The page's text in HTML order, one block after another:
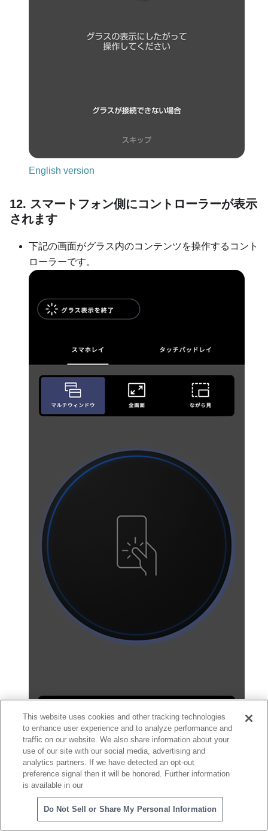
English version
12. スマートフォン側にコントローラーが表示
されます
下記の画面がグラス内のコンテンツを操作するコント
ローラーです。
English version
13. グラス側にメインランチャーが表示されれ
ば完了です
This website uses cookies and other tracking technologies
to enhance user experience and to analyze performance and
traffic on our website. We also share information about your
use of our site with our social media, advertising and
analytics partners. If we have detected an opt-out
preference signal then it will be honored. Further information
is available in our
Do Not Sell or Share My Personal Information